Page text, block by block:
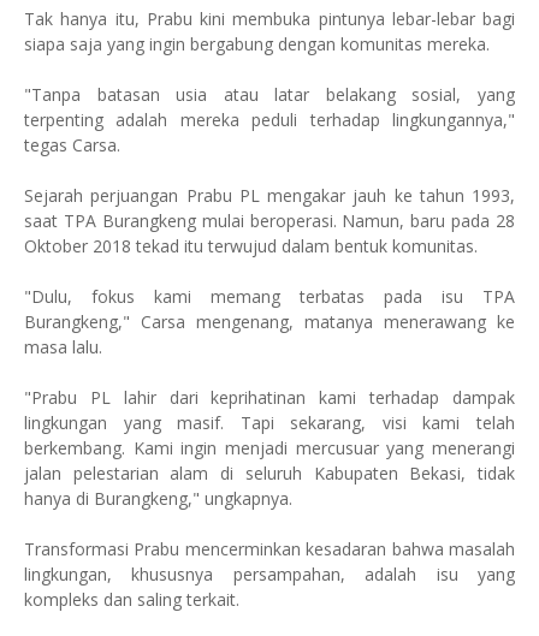
Tak hanya itu, Prabu kini membuka pintunya lebar-lebar bagi
siapa saja yang ingin bergabung dengan komunitas mereka.
"Tanpa batasan usia atau latar belakang sosial, yang
terpenting adalah mereka peduli terhadap lingkungannya,"
tegas Carsa.
Sejarah perjuangan Prabu PL mengakar jauh ke tahun 1993,
saat TPA Burangkeng mulai beroperasi. Namun, baru pada 28
Oktober 2018 tekad itu terwujud dalam bentuk komunitas.
"Dulu, fokus kami memang terbatas pada isu TPA
Burangkeng," Carsa mengenang, matanya menerawang ke
masa lalu.
"Prabu PL lahir dari keprihatinan kami terhadap dampak
lingkungan yang masif. Tapi sekarang, visi kami telah
berkembang. Kami ingin menjadi mercusuar yang menerangi
jalan pelestarian alam di seluruh Kabupaten Bekasi, tidak
hanya di Burangkeng," ungkapnya.
Transformasi Prabu mencerminkan kesadaran bahwa masalah
lingkungan, khususnya persampahan, adalah isu yang
kompleks dan saling terkait.